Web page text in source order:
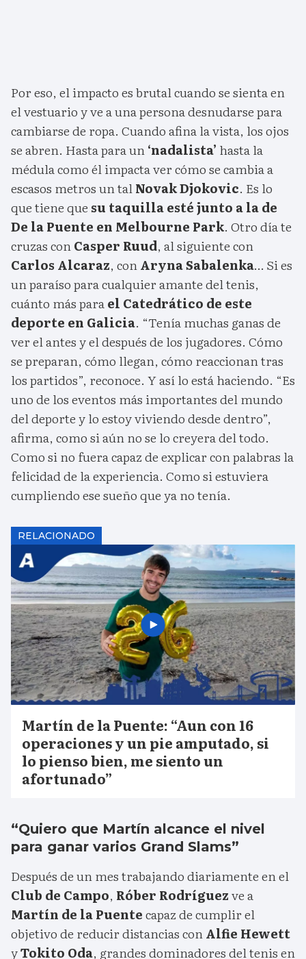
Por eso, el impacto es brutal cuando se sienta en
el vestuario y ve a una persona desnudarse para
cambiarse de ropa. Cuando afina la vista, los ojos
se abren. Hasta para un‘nadalista’ hasta la
médula como él impacta ver cómo se cambia a
escasos metros un talNovak Djokovic. Es lo
que tiene que su taquilla esté junto a la de
De la Puente en Melbourne Park. Otro día te
cruzas conCasper Ruud, al siguiente con
Carlos Alcaraz, conAryna Sabalenka… Si es
un paraíso para cualquier amante del tenis,
cuánto más parael Catedrático de este
deporte en Galicia. “Tenía muchas ganas de
ver el antes y el después de los jugadores. Cómo
se preparan, cómo llegan, cómo reaccionan tras
los partidos”, reconoce. Y así lo está haciendo. “Es
uno de los eventos más importantes del mundo
del deporte y lo estoy viviendo desde dentro”,
afirma, como si aún no se lo creyera del todo.
Como si no fuera capaz de explicar con palabras la
felicidad de la experiencia. Como si estuviera
cumpliendo ese sueño que ya no tenía.
RELACIONADO
Martín de la Puente: “Aun con 16
operaciones y un pie amputado, si
lo pienso bien, me siento un
afortunado”
“Quiero que Martín alcance el nivel
para ganar varios Grand Slams”
Después de un mes trabajando diariamente en el
Club de Campo, Róber Rodríguezve a
Martín de la Puentecapaz de cumplir el
objetivo de reducir distancias conAlfie Hewett
yTokito Oda, grandes dominadores del tenis en